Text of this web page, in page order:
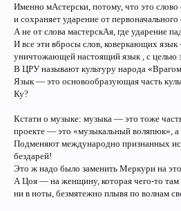
Наталья Подольская - Дмитрий Соловьев.
Великолепно! Хороший танец!
Но!.. Засудили.
Татьяна Тотьмянина - Иван Колесников.
Это 13.0!
Совершенно раскрепощенная Тотьмянина!
Абсолютно безмятежный Колесников!
Креативно!
Можно на Олимпиаду выставлять.
Скобрев пластичен, как пантера!
Когда конькобежца показывают в
прыжки и дорожки вообще ни о чём!
Постскриптум:
Именно мАстерски, потому, что это слово
и сохраняет ударение от первоначального
А не от слова мастерскАя, где ударение
И все эти вбросы слов, коверкающих язык
уничтожающей настоящий язык , с целью
В ЦРУ называют культуру народа
Язык — это основообразующая часть
Ку?
Кстати о музыке: музыка — это тоже
проекте — это «музыкальный воляпюк», а
Подменяют международно признанных
бездарей!
Это ж надо было заменить Меркури на это
А Цоя — на женщину, которая чего-то там
ни в ноты, безмятежно плывя по волнам